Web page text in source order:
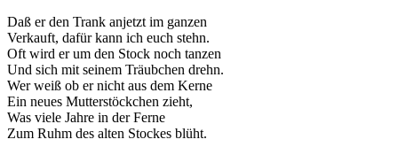
Daß er den Trank anjetzt im ganzen
Verkauft, dafür kann ich euch stehn.
Oft wird er um den Stock noch tanzen
Und sich mit seinem Träubchen drehn.
Wer weiß ob er nicht aus dem Kerne
Ein neues Mutterstöckchen zieht,
Was viele Jahre in der Ferne
Zum Ruhm des alten Stockes blüht.